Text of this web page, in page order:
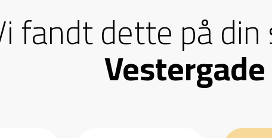
fandt dette på din
Vestergade